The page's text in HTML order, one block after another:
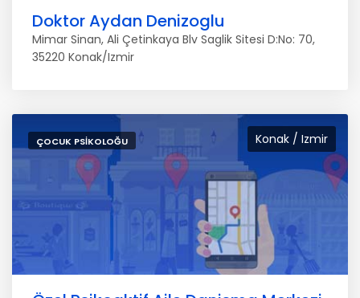
Doktor Aydan Denizoglu
Mimar Sinan, Ali Çetinkaya Blv Saglik Sitesi D:No: 70,
35220 Konak/Izmir
Konak / Izmir
ÇOCUK PSIKOLOĞU